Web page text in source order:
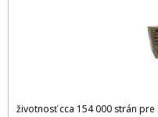
životnosť cca 154 000 strán pre